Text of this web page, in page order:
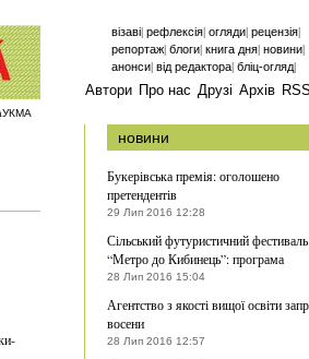
візаві| рефлексія| огляди| рецензія|
репортаж| блоги| книга дня| новини|
анонси| від редактора| бліц-огляд|
Автори Про нас Друзі Архів RSS
новини
Букерівська премія: оголошено
претендентів
29 Лип 2016 12:28
Сільський футуристичний фестиваль
“Метро до Кибинець”: програма
28 Лип 2016 15:04
Агентство з якості вищої освіти
восени
28 Лип 2016 12:57